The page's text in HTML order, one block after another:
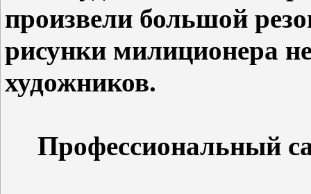
произвели большой
рисунки милиционера
художников.
Профессиональ­ный